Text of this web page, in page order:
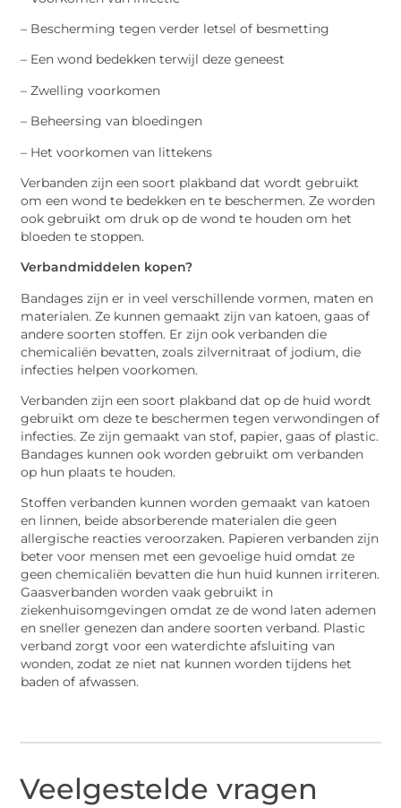
– Bescherming tegen verder letsel of besmetting
– Een wond bedekken terwijl deze geneest
– Zwelling voorkomen
– Beheersing van bloedingen
– Het voorkomen van littekens
Verbanden zijn een soort plakband dat wordt gebruikt
om een wond te bedekken en te beschermen. Ze worden
ook gebruikt om druk op de wond te houden om het
bloeden te stoppen.
Verbandmiddelen kopen?
Bandages zijn er in veel verschillende vormen, maten en
materialen. Ze kunnen gemaakt zijn van katoen, gaas of
andere soorten stoffen. Er zijn ook verbanden die
chemicaliën bevatten, zoals zilvernitraat of jodium, die
infecties helpen voorkomen.
Verbanden zijn een soort plakband dat op de huid wordt
gebruikt om deze te beschermen tegen verwondingen of
infecties. Ze zijn gemaakt van stof, papier, gaas of plastic.
Bandages kunnen ook worden gebruikt om verbanden
op hun plaats te houden.
Stoffen verbanden kunnen worden gemaakt van katoen
en linnen, beide absorberende materialen die geen
allergische reacties veroorzaken. Papieren verbanden zijn
beter voor mensen met een gevoelige huid omdat ze
geen chemicaliën bevatten die hun huid kunnen irriteren.
Gaasverbanden worden vaak gebruikt in
ziekenhuisomgevingen omdat ze de wond laten ademen
en sneller genezen dan andere soorten verband. Plastic
verband zorgt voor een waterdichte afsluiting van
wonden, zodat ze niet nat kunnen worden tijdens het
baden of afwassen.
Veelgestelde vragen